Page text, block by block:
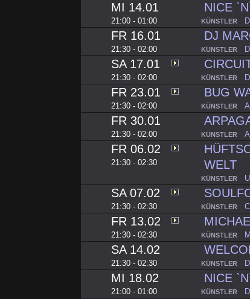
MI 14.01
21:00 - 01:00
NICE
KÜNSTLER
FR 16.01
21:30 - 02:00
DJ
KÜNSTLER
SA 17.01
21:30 - 02:00 KÜNSTLER
FR 23.01
21:30 - 02:00
BUG
KÜNSTLER
FR 30.01
21:30 - 02:00 KÜNSTLER
FR 06.02
21:30 - 02:30
WELT
KÜNSTLER
SA 07.02
21:30 - 02:30 KÜNSTLER
FR 13.02
21:30 - 02:30 KÜNSTLER
SA 14.02
21:30 - 02:30 KÜNSTLER
MI 18.02
21:00 - 01:00
NICE
KÜNSTLER